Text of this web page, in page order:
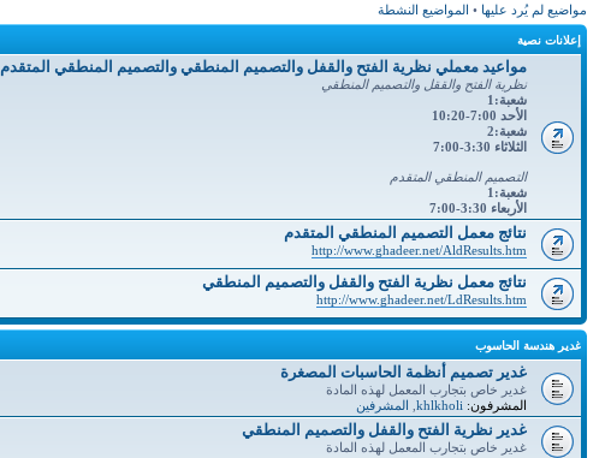
مواضيع لم يُرد عليها • المواضيع النشطة
إعلانات نصية
مواعيد معملي نظرية الفتح والقفل والتصميم المنطقي والتصميم المنطقي المتقدم
نظرية الفتح والققل والتصميم المنطقي
شعبة:1
الأحد 7:00-10:20
شعبة:2
الثلاثاء 3:30-7:00
التصميم المنطقي المتقدم
شعبة:1
الأربعاء 3:30-7:00
نتائج معمل التصميم المنطقي المتقدم
http://www.ghadeer.net/AldResults.htm
نتائج معمل نظرية الفتح والقفل والتصميم المنطقي
http://www.ghadeer.net/LdResults.htm
غدير هندسة الحاسوب
غدير تصميم أنظمة الحاسبات المصغرة
غدير خاص بتجارب المعمل لهذه المادة
المشرفون: khlkholi المشرفين
غدير نظرية الفتح والقفل والتصميم المنطقي
غدير خاص بتجارب المعمل لهذه المادة